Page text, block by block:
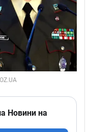
Новини на